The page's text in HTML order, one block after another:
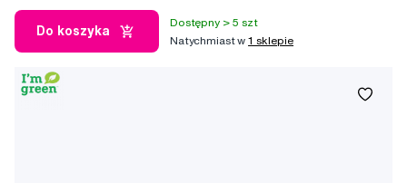
Do koszyka
Dostępny > 5 szt
Natychmiast w1 sklepie